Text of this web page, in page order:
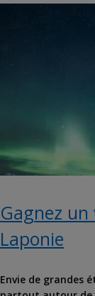
Gagnez
Laponie
Envie de grandes